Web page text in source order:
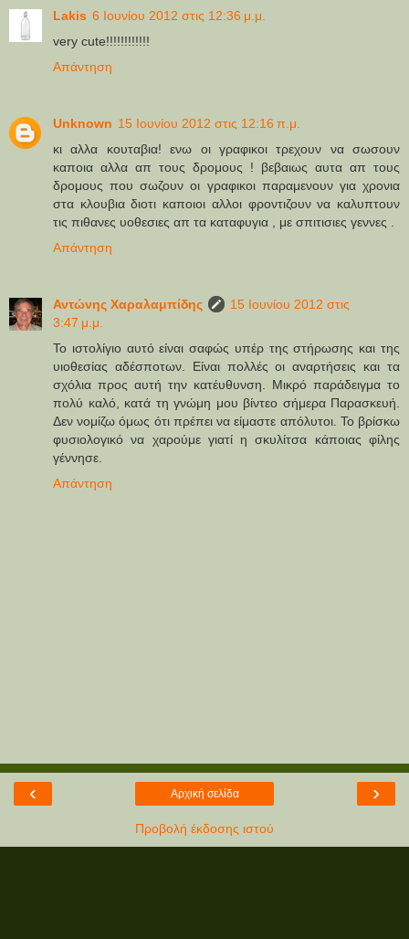
Lakis 6 Ιουνίου 2012 στις 12:36 μ.μ.
very cute!!!!!!!!!!!!
Απάντηση
Unknown 15 Ιουνίου 2012 στις 12:16 π.μ.
κι αλλα κουταβια! ενω οι γραφικοι τρεχουν να σωσουν
καποια αλλα απ τους δρομους ! βεβαιως αυτα απ τους
δρομους που σωζουν οι γραφικοι παραμενουν για χρονια
στα κλουβια διοτι καποιοι αλλοι φροντιζουν να καλυπτουν
τις πιθανες υοθεσιες απ τα καταφυγια , με σπιτισιες γεννες .
Απάντηση
Αντώνης Χαραλαμπίδης
15 Ιουνίου 2012 στις
3:47 μ.μ.
Το ιστολίγιο αυτό είναι σαφώς υπέρ της στήρωσης και της
υιοθεσίας αδέσποτων. Είναι πολλές οι αναρτήσεις και τα
σχόλια προς αυτή την κατέυθυνση. Μικρό παράδειγμα το
πολύ καλό, κατά τη γνώμη μου βίντεο σήμερα Παρασκευή.
Δεν νομίζω όμως ότι πρέπει να είμαστε απόλυτοι. Το βρίσκω
φυσιολογικό να χαρούμε γιατί η σκυλίτσα κάποιας φίλης
γέννησε.
Απάντηση
‹ ›
Αρχική σελίδα
Προβολή έκδοσης ιστού